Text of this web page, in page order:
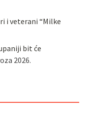
i veterani “Milke
bit će
2026.